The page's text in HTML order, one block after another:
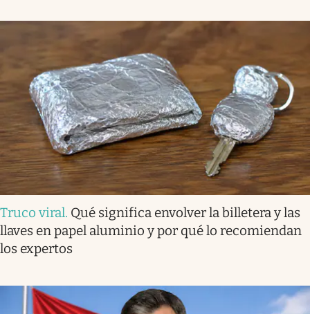
Truco viral. Qué significa envolver la billetera y las
llaves en papel aluminio y por qué lo recomiendan
los expertos